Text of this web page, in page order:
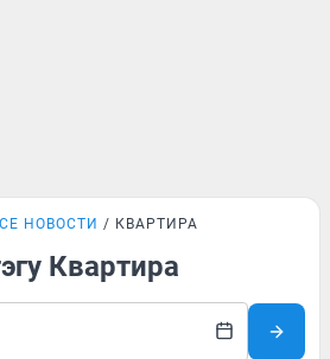
НОВОСТИ КВАРТИРА
Квартира